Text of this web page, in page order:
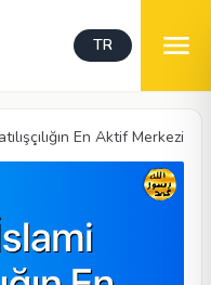
TR
En Aktif Merkezi